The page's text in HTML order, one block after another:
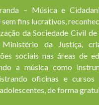
– Música e
fins lucrativos,
da Sociedade Civil
da Justiça,
sociais nas áreas de
a música como
oficinas e cursos
de forma